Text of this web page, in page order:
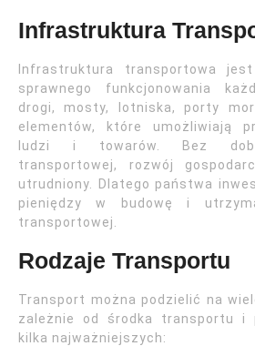
Infrastruktura
Infrastruktura transportowa
sprawnego funkcjonowania
drogi, mosty, lotniska, porty
elementów, które umożliwiają
ludzi i towarów. Bez
transportowej, rozwój
utrudniony. Dlatego państwa
pieniędzy w budowę i
transportowej.
Rodzaje Transportu
Transport można podzielić na
zależnie od środka transportu i
kilka najważniejszych: